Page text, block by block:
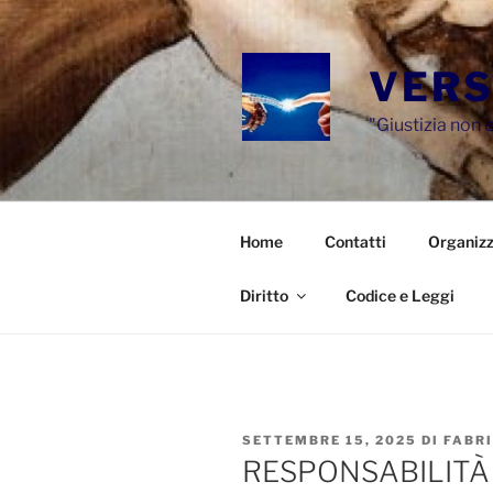
Salta
al
contenuto
"Giustizia non
Home Contatti
Diritto Codice e Leggi
PUBBLICATO
IL
SETTEMBRE 15, 2025 DI